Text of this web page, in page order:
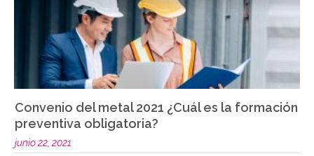
Convenio del metal 2021 ¿Cuál es la formación
preventiva obligatoria?
junio 22, 2021